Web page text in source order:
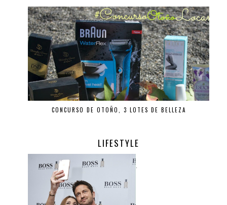
CONCURSO DE OTOÑO, 3 LOTES DE BELLEZA
LIFESTYLE
.